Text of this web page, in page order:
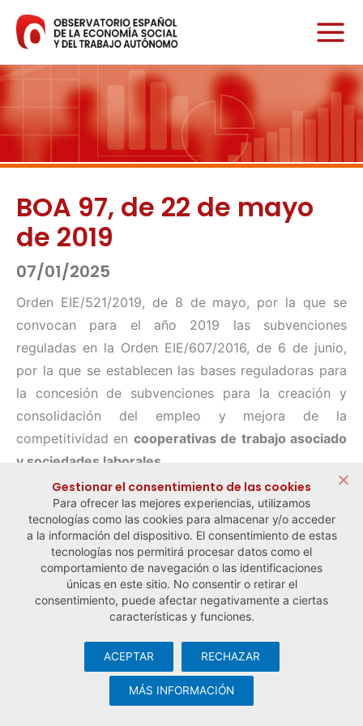
contenido
BOA 97, de 22 de mayo
de 2019
07/01/2025
Orden EIE/521/2019, de 8 de mayo, por la que se
convocan para el año 2019 las subvenciones
reguladas en la Orden EIE/607/2016, de 6 de junio,
por la que se establecen las bases reguladoras para
la concesión de subvenciones para la creación y
consolidación del empleo y mejora de la
competitividad en cooperativas de trabajo asociado
y sociedades laborales
← Noticia anterior Noticia siguiente →
© Observatorio Español de la Economía Social y del Trabajo
Aviso legal y política de privacidad
cookies· Desarrollo web:Visualco
Gestionar el consentimiento de las cookies
Para ofrecer las mejores experiencias, utilizamos
tecnologías como las cookies para almacenar y/o acceder
a la información del dispositivo. El consentimiento de estas
tecnologías nos permitirá procesar datos como el
comportamiento de navegación o las identificaciones
únicas en este sitio. No consentir o retirar el
consentimiento, puede afectar negativamente a ciertas
características y funciones.
ACEPTAR RECHAZAR
MÁS INFORMACIÓN